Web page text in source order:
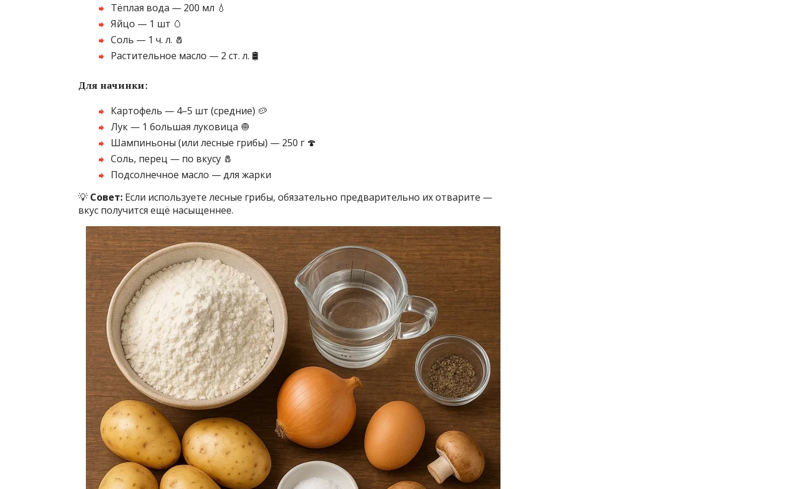
Тёплая вода — 200 мл 💧
Яйцо — 1 шт 🥚
Соль — 1 ч. л. 🧂
Растительное масло — 2 ст. л. 🛢️
Для начинки:
Картофель — 4–5 шт (средние) 🥔
Лук — 1 большая луковица 🧅
Шампиньоны (или лесные грибы) — 250 г 🍄
Соль, перец — по вкусу 🧂
Подсолнечное масло — для жарки
💡 Совет: Если используете лесные грибы, обязательно предварительно их отварите —
вкус получится ещё насыщеннее.